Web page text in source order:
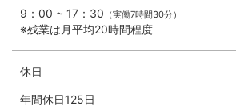
9：00 ~ 17：30 （実働7時間30分）
※残業は月平均20時間程度
休日
年間休日125日